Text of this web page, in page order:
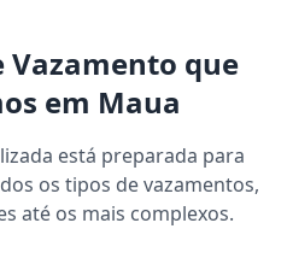
Vazamento que
em Maua
está preparada para
os tipos de vazamentos,
até os mais complexos.